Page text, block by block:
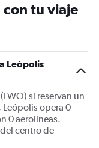
tu viaje
Leópolis
si reservan un
Leópolis opera 0
0 aerolíneas.
centro de